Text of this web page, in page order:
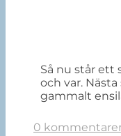
Så nu står
och var.
gammalt
0